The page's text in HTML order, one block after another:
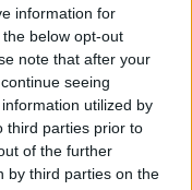
information for
below opt-out
note that after your
seeing
utilized by
third parties prior to
of the further
by third parties on the
innehåll.